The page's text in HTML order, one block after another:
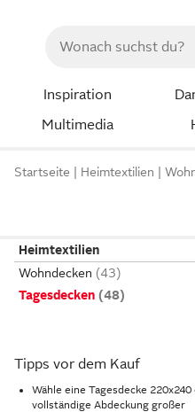
Inspiration
Multimedia
Startseite Heimtextilien
Heimtextilien
Wohndecken
Tagesdecken
Tipps vor dem Kauf
Wähle eine Tagesdecke
vollständige Abdeckung großer